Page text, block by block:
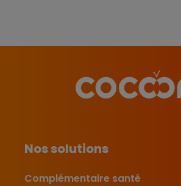
Nos solutions
Complémentaire santé